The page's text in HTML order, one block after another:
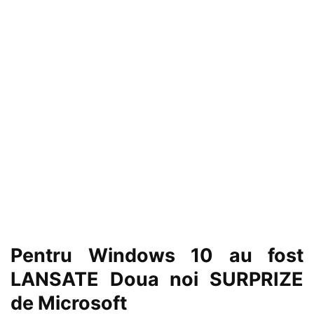
Pentru Windows 10 au fost
LANSATE Doua noi SURPRIZE
de Microsoft